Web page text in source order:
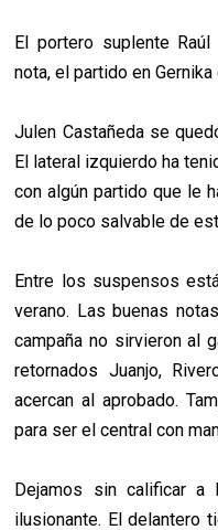
El portero suplente
nota, el partido en
Julen Castañeda se
El lateral izquierdo ha
con algún partido que le
de lo poco salvable de
Entre los suspensos
verano. Las buenas
campaña no sirvieron al
retornados Juanjo,
acercan al aprobado.
para ser el central con
Dejamos sin calificar a
ilusionante. El delantero